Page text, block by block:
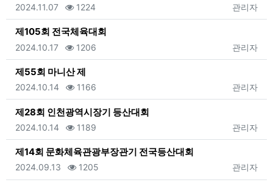
등록자
관리자
등록일
2024.11.07 조회
1224
제105회 전국체육대회
등록자
관리자
등록일
2024.10.17 조회
1206
제55회 마니산 제
등록자
관리자
등록일
2024.10.14 조회
1166
제28회 인천광역시장기 등산대회
등록자
관리자
등록일
2024.10.14 조회
1189
제14회 문화체육관광부장관기 전국등산대회
등록자
관리자
등록일
2024.09.13 조회
1205